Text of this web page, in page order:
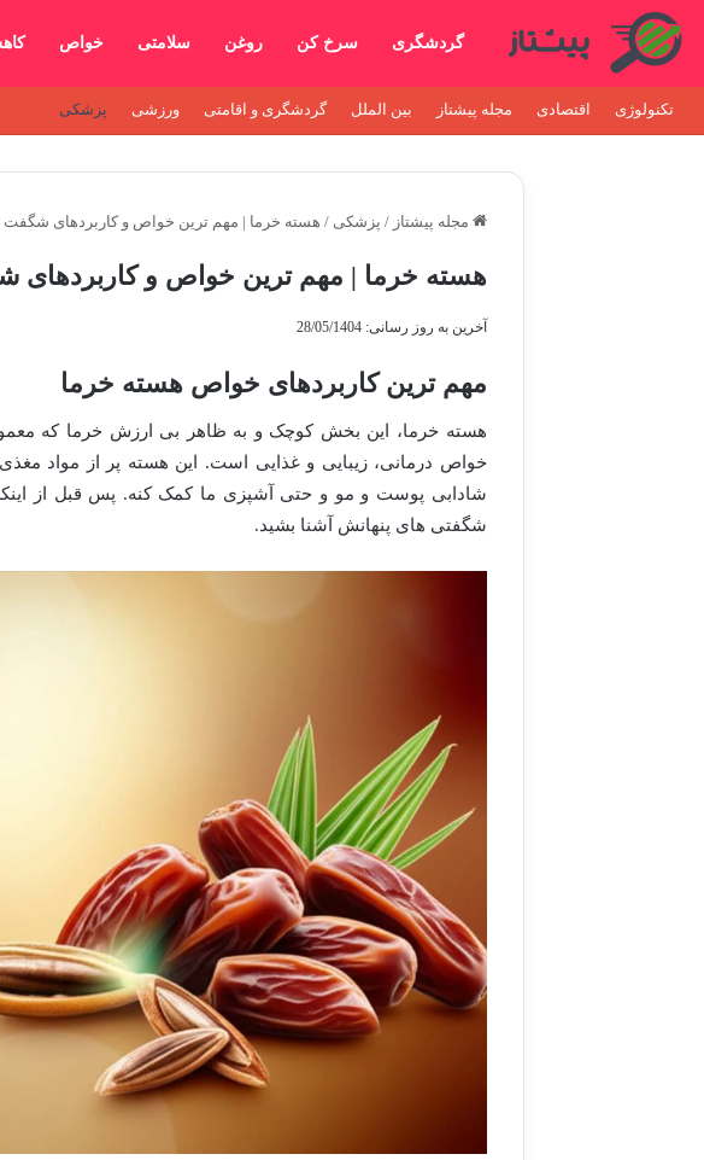
گردشگری سرخ کن روغن سلامتی خواص
تکنولوژی اقتصادی مجله پیشتاز بین الملل گردشگری و اقامتی ورزشی پزشکی
مجله پیشتاز / پزشکی / هسته خرما | مهم ترین خواص و کاربردهای شگفت
هسته خرما | مهم ترین خواص و کاربردهای
آخرین به روز رسانی: 28/05/1404
مهم ترین کاربردهای خواص هسته خرما
هسته خرما، این بخش کوچک و به ظاهر بی ارزش خرما که
خواص درمانی، زیبایی و غذایی است. این هسته پر از مواد مغذی
شادابی پوست و مو و حتی آشپزی ما کمک کنه. پس قبل از اینکه
شگفتی های پنهانش آشنا بشید.